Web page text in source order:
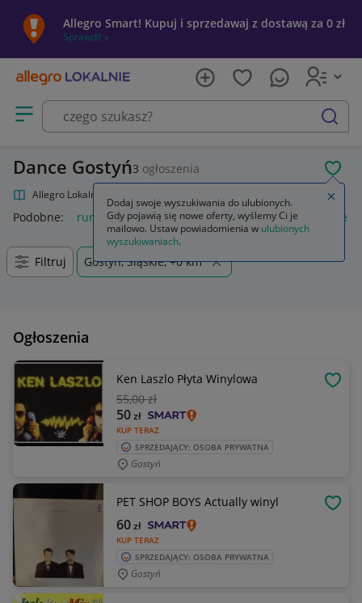
Allegro Smart! Kupuj i sprzedawaj z dostawą za 0 zł
Sprawdź »
Otwórz menu z kategoriami
szukaj
Dance Gostyń3 ogłoszenia
Allegro Lokalnie
Podobne: rura pole dance avon passion dance strój pole
Filtruj Gostyń, Śląskie, +0 km
Ogłoszenia
Ken Laszlo Płyta Winylowa
55,00 zł
KUP TERAZ
50zł
SPRZEDAJĄCY: OSOBA PRYWATNA
Gostyń
PET SHOP BOYS Actually winyl
KUP TERAZ
60zł
SPRZEDAJĄCY: OSOBA PRYWATNA
Gostyń
Dodaj swoje wyszukiwania do ulubionych.
Gdy pojawią się nowe oferty, wyślemy Ci je
mailowo. Ustaw powiadomienia w ulubionych
wyszukiwaniach.